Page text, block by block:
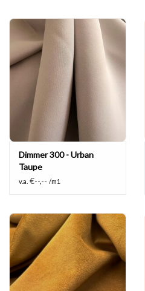
Dimmer 300 - Urban
Taupe
v.a. €--,-- /m1